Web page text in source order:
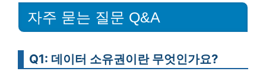
자주 묻는 질문 Q&A
Q1: 데이터 소유권이란 무엇인가요?